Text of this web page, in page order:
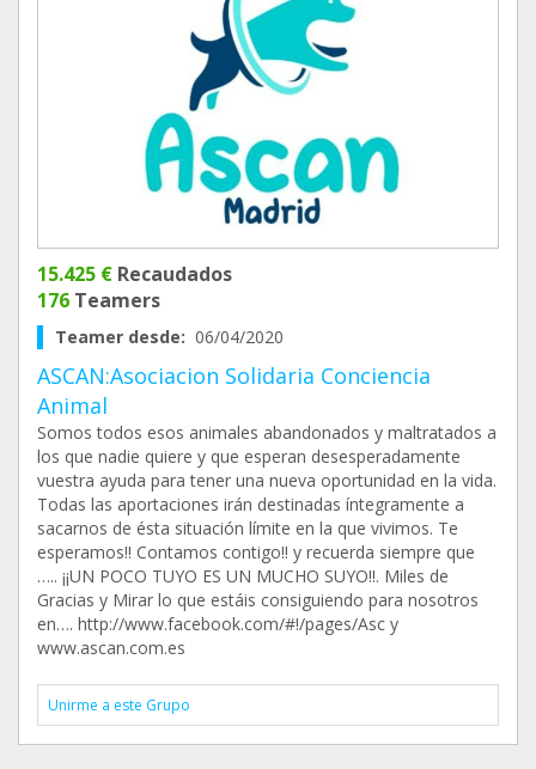
15.425 € Recaudados
176 Teamers
Teamer desde: 06/04/2020
ASCAN:Asociacion Solidaria Conciencia
Animal
Somos todos esos animales abandonados y maltratados a
los que nadie quiere y que esperan desesperadamente
vuestra ayuda para tener una nueva oportunidad en la vida.
Todas las aportaciones irán destinadas íntegramente a
sacarnos de ésta situación límite en la que vivimos. Te
esperamos!! Contamos contigo!! y recuerda siempre que
….. ¡¡UN POCO TUYO ES UN MUCHO SUYO!!. Miles de
Gracias y Mirar lo que estáis consiguiendo para nosotros
en…. http://www.facebook.com/#!/pages/Asc y
www.ascan.com.es
Unirme a este Grupo